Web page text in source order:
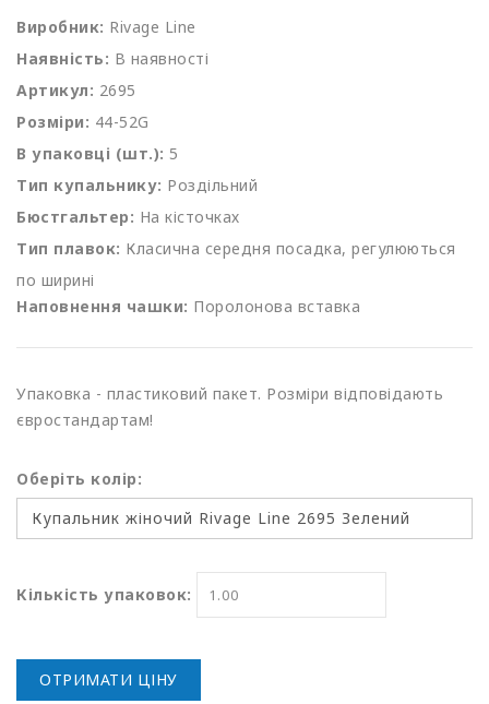
Виробник: Rivage Line
Наявність: В наявності
Артикул: 2695
Розміри: 44-52G
В упаковці (шт.): 5
Тип купальнику: Роздільний
Бюстгальтер: На кісточках
Тип плавок: Класична середня посадка, регулюються
по ширині
Наповнення чашки: Поролонова вставка
Упаковка - пластиковий пакет. Розміри відповідають
євростандартам!
Оберіть колір:
Кількість упаковок:
ОТРИМАТИ ЦІНУ